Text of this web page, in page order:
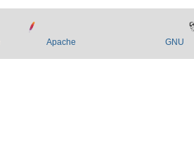
Apache GNU